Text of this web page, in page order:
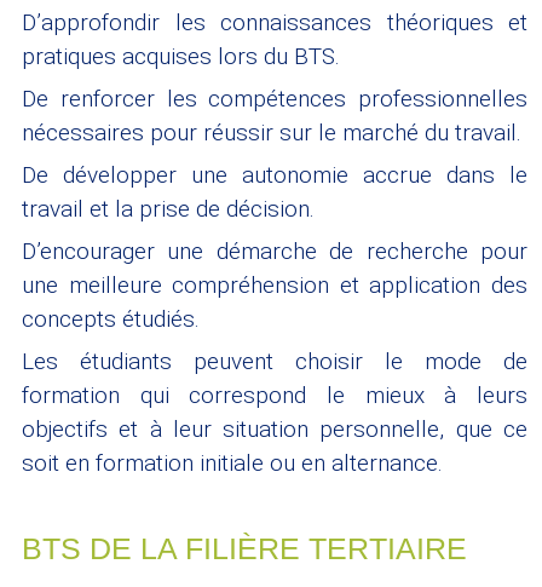
D’approfondir les connaissances théoriques et
pratiques acquises lors du BTS.
De renforcer les compétences professionnelles
nécessaires pour réussir sur le marché du travail.
De développer une autonomie accrue dans le
travail et la prise de décision.
D’encourager une démarche de recherche pour
une meilleure compréhension et application des
concepts étudiés.
Les étudiants peuvent choisir le mode de
formation qui correspond le mieux à leurs
objectifs et à leur situation personnelle, que ce
soit en formation initiale ou en alternance.
BTS DE LA FILIÈRE TERTIAIRE